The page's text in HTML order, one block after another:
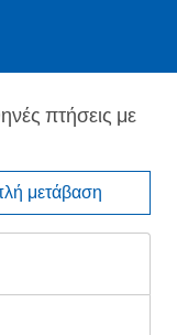
πτήσεις με
μετάβαση